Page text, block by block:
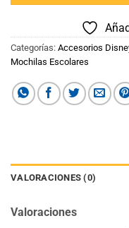
Categorías: Accesorios
Mochilas Escolares
VALORACIONES (0)
Valoraciones